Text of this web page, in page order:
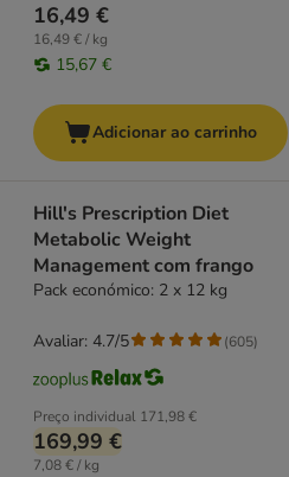
16,49 €
16,49 € / kg
15,67 €
Adicionar ao carrinho
Hill's Prescription Diet
Metabolic Weight
Management com frango
Pack económico: 2 x 12 kg
Preço individual 171,98 €
169,99 €
7,08 € / kg
Avaliar: 4.7/5 (605)